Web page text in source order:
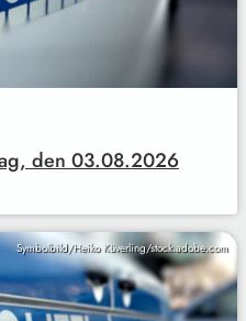
den 03.08.2026
Symbolbild/Heiko Küverling/stock.adobe.com